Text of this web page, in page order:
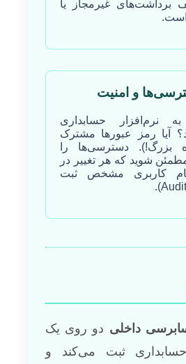
برداشت‌های غیرمجاز یا
است.
نرم‌افزار حسابداری
آیا رمز عبورها مشترک
بزرگ!). دسترسی‌ها را
شوید که هر تغییر در
کاربری مشخص ثبت
داخلی دو روی یک
ثبت می‌کند و